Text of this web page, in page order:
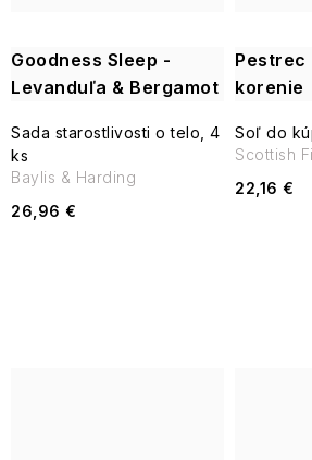
Goodness Sleep -
Levanduľa & Bergamot
Sada starostlivosti o telo, 4
ks
26,96 €
Baylis & Harding
Pestrec
korenie
Soľ do
22,16 €
Scottish